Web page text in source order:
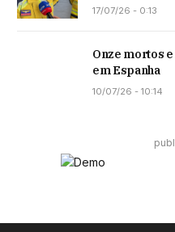
17/07/26 - 0:13
Onze mortos
em Espanha
10/07/26 - 10:14